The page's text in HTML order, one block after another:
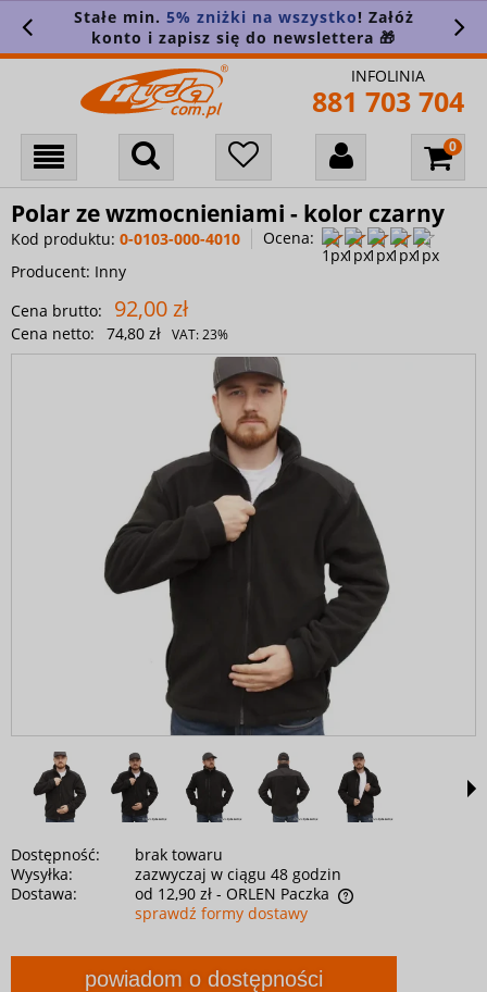
Stałe min. 5% zniżki na wszystko! Załóż
konto i zapisz się do newslettera 🎁
INFOLINIA
881 703 704
Polar ze wzmocnieniami - kolor czarny
Kod produktu: 0-0103-000-4010
Ocena:
Producent: Inny
Cena brutto:
92,00 zł
Cena netto: 74,80 zł VAT:23%
Dostępność:
brak towaru
Wysyłka:
zazwyczaj w ciągu 48 godzin
Dostawa:
od 12,90 zł - ORLEN Paczka
sprawdź formy dostawy
powiadom o dostępności